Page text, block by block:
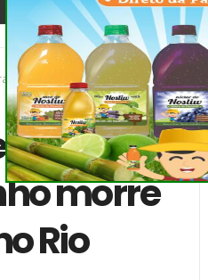
/Jovem de Jacarezinho morre
morre
Rio